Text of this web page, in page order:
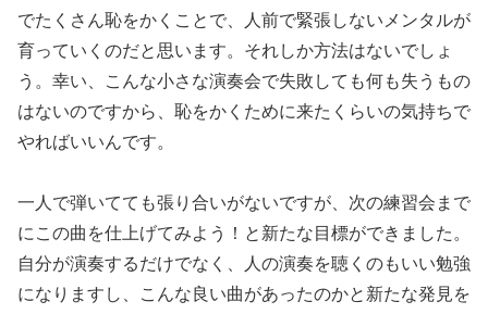
でたくさん恥をかくことで、人前で緊張しないメンタルが
育っていくのだと思います。それしか方法はないでしょ
う。幸い、こんな小さな演奏会で失敗しても何も失うもの
はないのですから、恥をかくために来たくらいの気持ちで
やればいいんです。
一人で弾いてても張り合いがないですが、次の練習会まで
にこの曲を仕上げてみよう！と新たな目標ができました。
自分が演奏するだけでなく、人の演奏を聴くのもいい勉強
になりますし、こんな良い曲があったのかと新たな発見を